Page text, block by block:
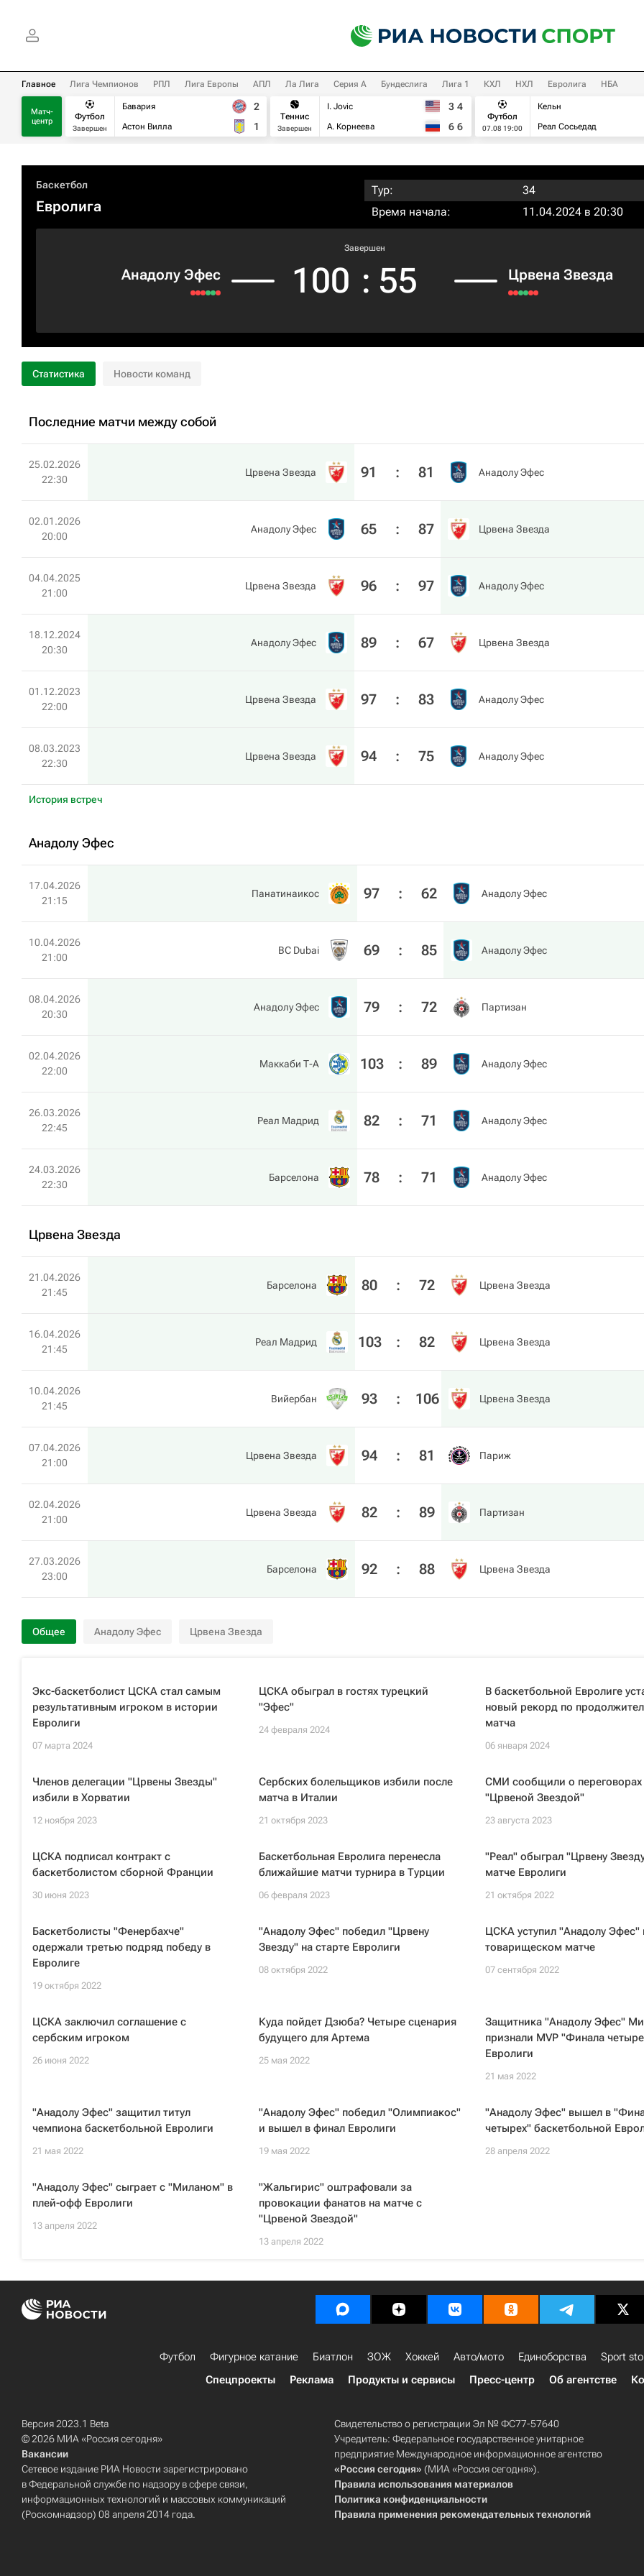
Главное Лига Чемпионов РПЛ Лига Европы АПЛ Ла Лига Серия А Бундеслига Лига 1 КХЛ НХЛ Евролига НБА
Матч-
центр
Футбол
Завершен
Бавария
Астон Вилла
2
1
Теннис
Завершен
I. Jovic
А. Корнеева
3 4
6 6
Футбол
07.08 19:00
Кельн
Реал Сосьедад
Баскетбол
Евролига
Тур:
34
Время начала:
11.04.2024 в 20:30
Анадолу Эфес
Завершен
100 : 55 Црвена Звезда
Статистика Новости команд
Последние матчи между собой
25.02.2026
22:30
Црвена Звезда 91 : 81 Анадолу Эфес
02.01.2026
20:00
Анадолу Эфес 65 : 87 Црвена Звезда
04.04.2025
21:00
Црвена Звезда 96 : 97 Анадолу Эфес
18.12.2024
20:30
Анадолу Эфес 89 : 67 Црвена Звезда
01.12.2023
22:00
Црвена Звезда 97 : 83 Анадолу Эфес
08.03.2023
22:30
Црвена Звезда 94 : 75 Анадолу Эфес
История встреч
Анадолу Эфес
17.04.2026
21:15
Панатинаикос 97 : 62 Анадолу Эфес
10.04.2026
21:00
BC Dubai 69 : 85 Анадолу Эфес
08.04.2026
20:30
Анадолу Эфес 79 : 72 Партизан
02.04.2026
22:00
Маккаби Т-А 103 : 89 Анадолу Эфес
26.03.2026
22:45
Реал Мадрид 82 : 71 Анадолу Эфес
24.03.2026
22:30
Барселона 78 : 71 Анадолу Эфес
Црвена Звезда
21.04.2026
21:45
Барселона 80 : 72 Црвена Звезда
16.04.2026
21:45
Реал Мадрид 103 : 82 Црвена Звезда
10.04.2026
21:45
Вийербан 93 : 106 Црвена Звезда
07.04.2026
21:00
Црвена Звезда 94 : 81 Париж
02.04.2026
21:00
Црвена Звезда 82 : 89 Партизан
27.03.2026
23:00
Барселона 92 : 88 Црвена Звезда
Общее Анадолу Эфес Црвена Звезда
Экс-баскетболист ЦСКА стал самым
результативным игроком в истории
Евролиги
07 марта 2024
ЦСКА обыграл в гостях турецкий
"Эфес"
24 февраля 2024
В баскетбольной Евролиге
новый рекорд по
матча
06 января 2024
Членов делегации "Црвены Звезды"
избили в Хорватии
12 ноября 2023
Сербских болельщиков избили после
матча в Италии
21 октября 2023
СМИ сообщили о
"Црвеной Звездой"
23 августа 2023
ЦСКА подписал контракт с
баскетболистом сборной Франции
30 июня 2023
Баскетбольная Евролига перенесла
ближайшие матчи турнира в Турции
06 февраля 2023
"Реал" обыграл "Црвену
матче Евролиги
21 октября 2022
Баскетболисты "Фенербахче"
одержали третью подряд победу в
Евролиге
19 октября 2022
"Анадолу Эфес" победил "Црвену
Звезду" на старте Евролиги
08 октября 2022
ЦСКА уступил "Анадолу Эфес"
товарищеском матче
07 сентября 2022
ЦСКА заключил соглашение с
сербским игроком
26 июня 2022
Куда пойдет Дзюба? Четыре сценария
будущего для Артема
25 мая 2022
Защитника "Анадолу Эфес"
признали MVP "Финала
Евролиги
21 мая 2022
"Анадолу Эфес" защитил титул
чемпиона баскетбольной Евролиги
21 мая 2022
"Анадолу Эфес" победил "Олимпиакос"
и вышел в финал Евролиги
19 мая 2022
"Анадолу Эфес" вышел в
четырех" баскетбольной
28 апреля 2022
"Анадолу Эфес" сыграет с "Миланом" в
плей-офф Евролиги
13 апреля 2022
"Жальгирис" оштрафовали за
провокации фанатов на матче с
"Црвеной Звездой"
13 апреля 2022
Футбол Фигурное катание Биатлон ЗОЖ Хоккей Авто/мото Единоборства Sport
Спецпроекты
Реклама Продукты и сервисы Пресс-центр Об агентстве
Версия 2023.1 Beta
© 2026 МИА «Россия сегодня»
Вакансии
Сетевое издание РИА Новости зарегистрировано
в Федеральной службе по надзору в сфере связи,
информационных технологий и массовых коммуникаций
(Роскомнадзор) 08 апреля 2014 года.
Свидетельство о регистрации Эл № ФС77-57640
Учредитель: Федеральное государственное унитарное
предприятие Международное информационное агентство
«Россия сегодня» (МИА «Россия сегодня»).
Правила использования материалов
Политика конфиденциальности
Правила применения рекомендательных технологий